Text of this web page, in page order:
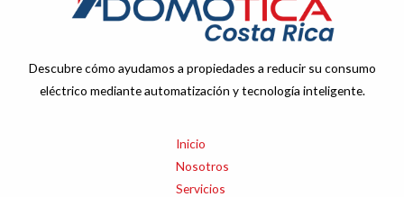
Descubre cómo ayudamos a propiedades a reducir su consumo
eléctrico mediante automatización y tecnología inteligente.
Inicio
Nosotros
Servicios